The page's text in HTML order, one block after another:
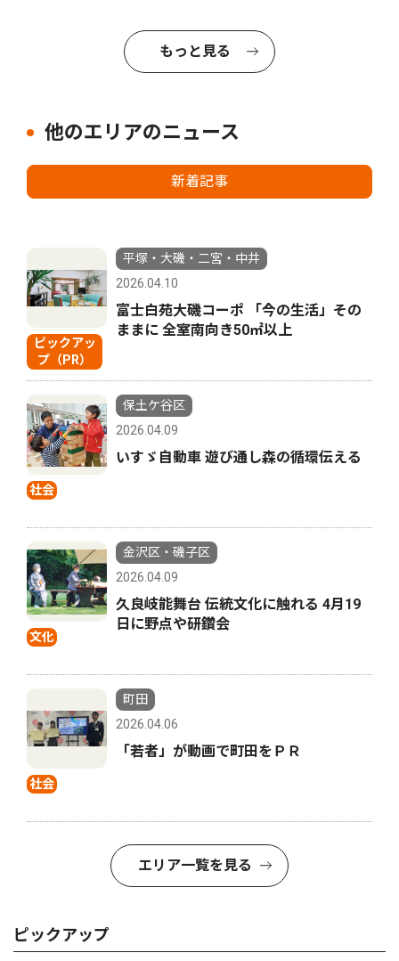
もっと見る
他のエリアのニュース
新着記事
ピックアッ
プ（PR）
平塚・大磯・二宮・中井
2026.04.10
富士白苑大磯コーポ 「今の生活」その
ままに 全室南向き50㎡以上
社会
保土ケ谷区
2026.04.09
いすゞ自動車 遊び通し森の循環伝える
文化
金沢区・磯子区
2026.04.09
久良岐能舞台 伝統文化に触れる 4月19
日に野点や研鑽会
社会
町田
2026.04.06
「若者」が動画で町田をＰＲ
エリア一覧を見る
ピックアップ